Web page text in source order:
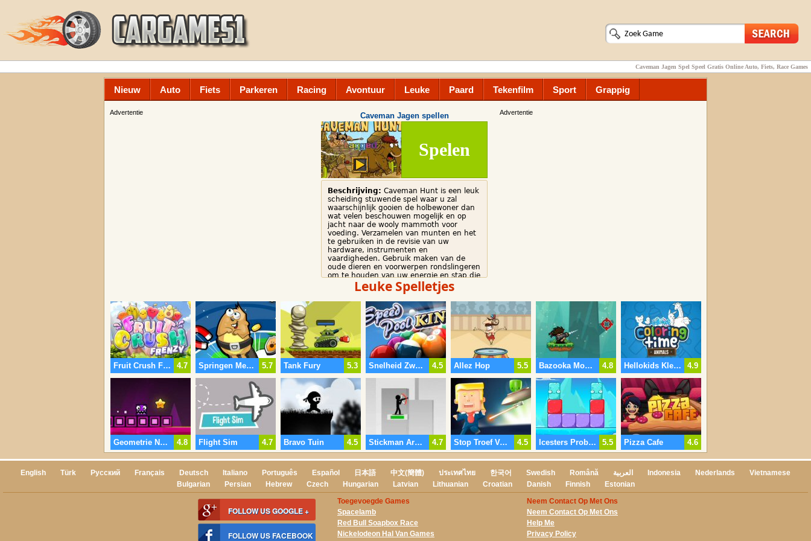
Caveman Jagen Spel Speel Gratis Online Auto, Fiets, Race Games
Nieuw Auto Fiets Parkeren Racing Avontuur Leuke Paard Tekenfilm Sport Grappig
Advertentie
Advertentie Caveman Jagen spellen
Spelen
Beschrijving: Caveman Hunt is een leuk
scheiding stuwende spel waar u zal
waarschijnlijk gooien de holbewoner dan
wat velen beschouwen mogelijk en op
jacht naar de wooly mammoth voor
voeding. Verzamelen van munten en het
te gebruiken in de revisie van uw
hardware, instrumenten en
vaardigheden. Gebruik maken van de
oude dieren en voorwerpen rondslingeren
om te houden van uw energie en stap die
ontsnappen mammoth voor de laatste
Leuke Spelletjes
4.7
Fruit Crush Frenzy 5.7
Springen Met Justin 5.3
Tank Fury 4.5
Snelheid Zwembad Koning 5.5
Allez Hop 4.8
Bazooka Monster 4.9
Hellokids Kleurplaten Tijd
4.8
Geometrie Neon Dash Wereld 2 4.7
Flight Sim 4.5
Bravo Tuin 4.7
Stickman Archer 2 4.5
Stop Troef Van Kim Jong-Un 5.5
Icesters Problemen 4.6
Pizza Cafe
English Türk Русский Français Deutsch Italiano Português Español 日本語 中文(簡體) ประเทศไทย 한국어 Swedish Română العربية Indonesia Nederlands
Vietnamese
Bulgarian
Persian Hebrew Czech Hungarian Latvian Lithuanian Croatian Danish Finnish Estonian
FOLLOW US GOOGLE +
FOLLOW US FACEBOOK
Toegevoegde Games
Spacelamb
Red Bull Soapbox Race
Nickelodeon Hal Van Games
Neem Contact Op Met Ons
Neem Contact Op Met Ons
Help Me
Privacy Policy